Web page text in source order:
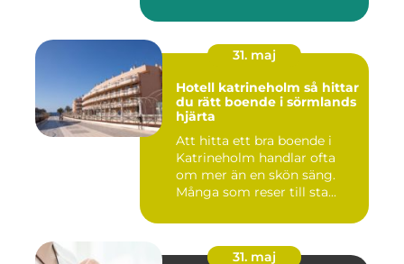
31. maj
Hotell katrineholm så hittar
du rätt boende i sörmlands
hjärta
Att hitta ett bra boende i
Katrineholm handlar ofta
om mer än en skön säng.
Många som reser till sta...
31. maj